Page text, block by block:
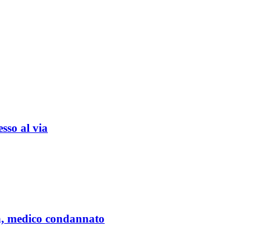
al via
medico condannato